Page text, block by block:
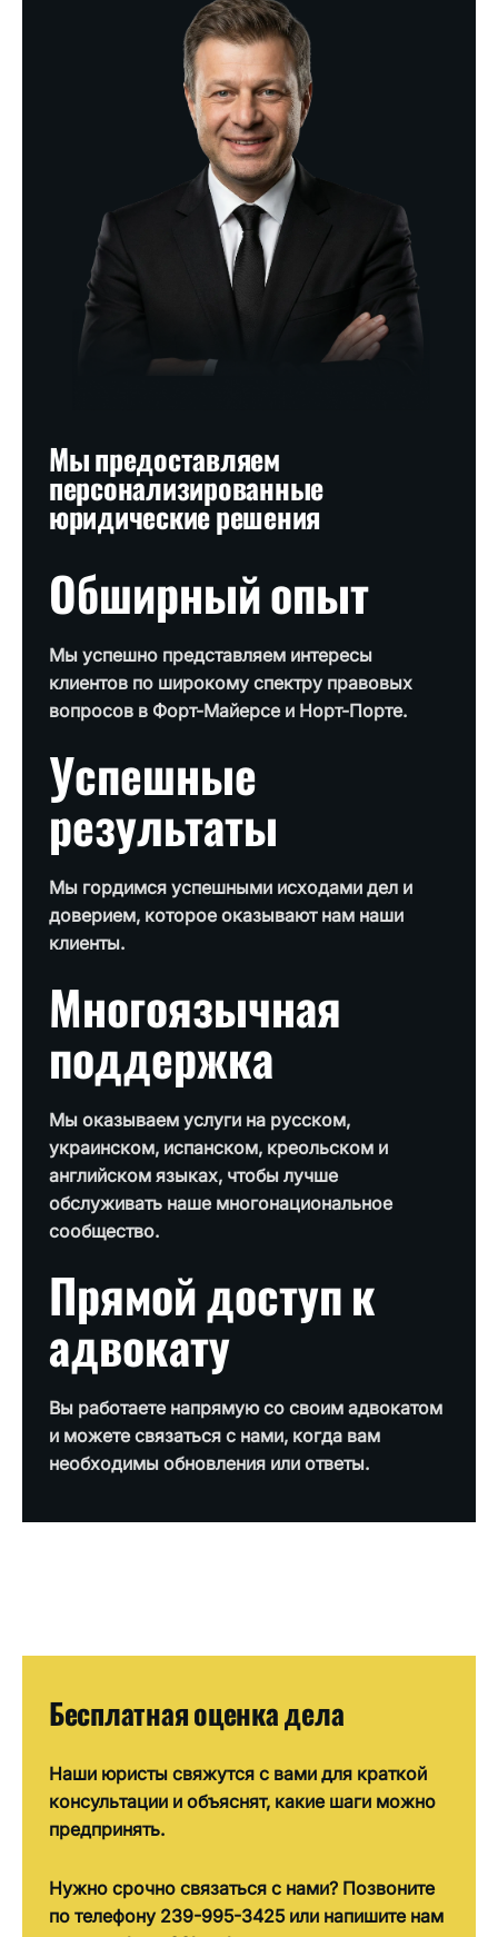
Мы предоставляем
персонализированные
юридические решения
Обширный опыт
Мы успешно представляем интересы
клиентов по широкому спектру правовых
вопросов в Форт-Майерсе и Норт-Порте.
Успешные
результаты
Мы гордимся успешными исходами дел и
доверием, которое оказывают нам наши
клиенты.
Многоязычная
поддержка
Мы оказываем услуги на русском,
украинском, испанском, креольском и
английском языках, чтобы лучше
обслуживать наше многонациональное
сообщество.
Прямой доступ к
адвокату
Вы работаете напрямую со своим адвокатом
и можете связаться с нами, когда вам
необходимы обновления или ответы.
Бесплатная оценка дела
Наши юристы свяжутся с вами для краткой
консультации и объяснят, какие шаги можно
предпринять.
Нужно срочно связаться с нами? Позвоните
по телефону 239-995-3425 или напишите нам